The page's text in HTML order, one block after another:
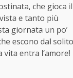
che gioca il
e tanto più
giornata un po’
escono dal solito
entra l’amore!